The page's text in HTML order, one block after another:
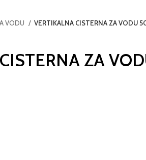
VODU VERTIKALNA CISTERNA ZA VODU
ZA